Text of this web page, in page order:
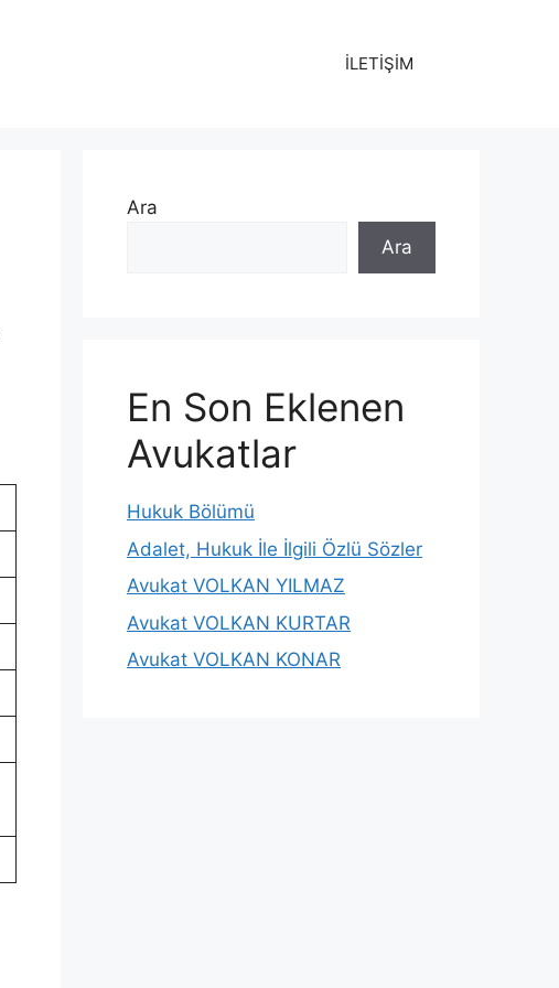
İLETİŞİM
Ara
Ara
En Son Eklenen
Avukatlar
Hukuk Bölümü
Adalet, Hukuk İle İlgili Özlü Sözler
Avukat VOLKAN YILMAZ
Avukat VOLKAN KURTAR
Avukat VOLKAN KONAR